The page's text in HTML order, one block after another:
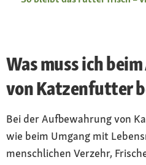
Was muss ich
von Katzenfutter
Bei der Aufbewahrung von
wie beim Umgang mit
menschlichen Verzehr,